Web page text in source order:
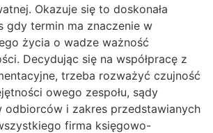
Okazuje się to doskonała
gdy termin ma znaczenie w
życia o wadze ważność
Decydując się na współpracę z
trzeba rozważyć czujność
owego zespołu, sądy
odbiorców i zakres przedstawianych
firma księgowo-